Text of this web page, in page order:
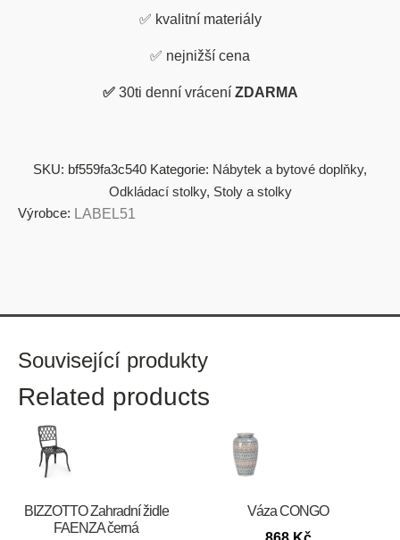
✅ kvalitní materiály
✅ nejnižší cena
✅ 30ti denní vrácení ZDARMA
SKU: bf559fa3c540 Kategorie: Nábytek a bytové doplňky,
Odkládací stolky, Stoly a stolky
Výrobce: LABEL51
Související produkty
Related products
BIZZOTTO Zahradní židle
FAENZA černá
Váza CONGO